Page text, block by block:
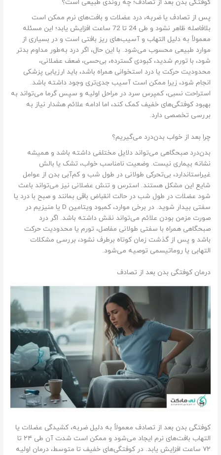
کوفتگی بدن بعد از تصادف؛ چه روندی طبیعی است؟
پس از تصادف یا ضربه، درد عضلات و بافت‌های نرم ممکن است
بلافاصله ظاهر نشود و طی 24 تا 72 ساعت افزایش یابد؛ این مسئله
معمولاً به دلیل التهاب و آسیب‌های ریز بافتی است و در بسیاری از
موارد طبیعی محسوب می‌شود. با این حال، اگر درد به‌طور مداوم بدتر
شود، با تورم شدید، کبودی گسترده، بی‌حسی، ضعف عضلانی،
محدودیت حرکت یا درد استخوانی همراه باشد، باید ارزیابی پزشکی
انجام شود، زیرا ممکن است آسیب جدی‌تری وجود داشته باشد.
استراحت نسبی، کمپرس سرد در مراحل اولیه و سپس گرما می‌تواند به
بهبود کوفتگی‌های خفیف کمک کند، اما ادامه علائم هشدار نیاز به
بررسی تخصصی دارد.
چرا بعد از خواب بدن‌درد می‌گیریم؟
بدن‌درد صبحگاهی می‌تواند دلایل مختلفی داشته باشد و همیشه
نشانه بیماری نیست. وضعیت نامناسب خواب، تشک یا بالش
غیراستاندارد، بی‌تحرکی طولانی در طول شب و کم‌آبی بدن از عوامل
شایع این مشکل هستند. استرس و تنش عضلانی نیز می‌تواند باعث
شود عضلات در طول شب در حالت انقباض باقی بمانند و صبح با درد یا
سفتی بیدار شوید. در برخی موارد، کمبود ویتامین D یا منیزیم در
صورت مزمن بودن علائم می‌تواند نقش داشته باشد. اگر درد
صبحگاهی همراه با سفتی طولانی مفاصل، تورم یا محدودیت حرکت
باشد و پس از گذشت زمان کوتاه برطرف نشود، بررسی مشکلات
التهابی یا روماتیسمی توصیه می‌شود.
درمان کوفتگی بدن بعد از تصادف
کوفتگی بدن بعد از تصادف معمولاً به دلیل ضربه، کشیدگی عضلات یا
التهاب بافت‌های نرم ایجاد می‌شود و ممکن است شدت آن طی ۲۴ تا
۷۲ ساعت افزایش یابد. در کوفتگی‌های خفیف تا متوسط، درمان اولیه